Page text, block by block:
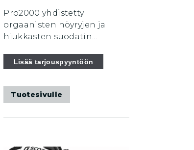
Pro2000 yhdistetty
orgaanisten höyryjen ja
hiukkasten suodatin...
Lisää tarjouspyyntöön
Tuotesivulle